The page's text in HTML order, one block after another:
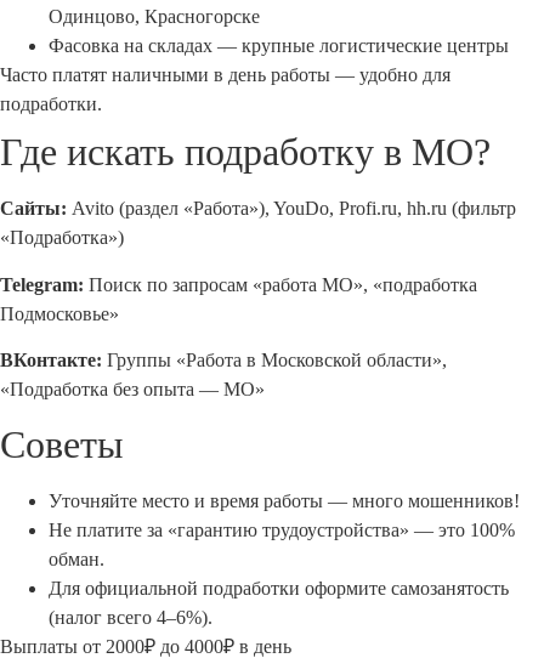
Одинцово, Красногорске
Фасовка на складах — крупные логистические центры
Часто платят наличными в день работы — удобно для
подработки.
Где искать подработку в МО?
Сайты: Avito (раздел «Работа»), YouDo, Profi.ru, hh.ru (фильтр
«Подработка»)
Telegram: Поиск по запросам «работа МО», «подработка
Подмосковье»
ВКонтакте: Группы «Работа в Московской области»,
«Подработка без опыта — МО»
Советы
Уточняйте место и время работы — много мошенников!
Не платите за «гарантию трудоустройства» — это 100%
обман.
Для официальной подработки оформите самозанятость
(налог всего 4–6%).
Выплаты от 2000₽ до 4000₽ в день